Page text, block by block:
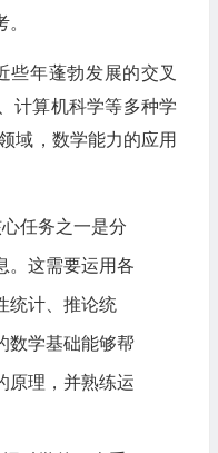
些年蓬勃发展的交叉
计算机科学等多种学
域，数学能力的应用
任务之一是分
。这需要运用各
统计、推论统
数学基础能够帮
原理，并熟练运